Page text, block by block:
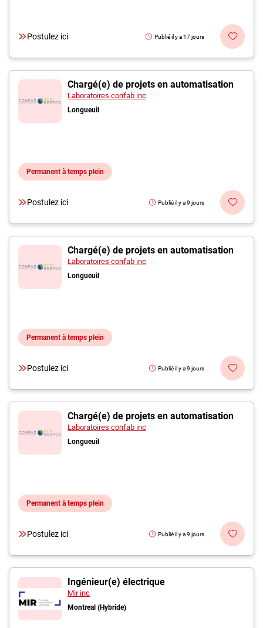
Postulez ici Publié il y a 17 jours
Chargé(e) de projets en automatisation
Laboratoires confab inc
Longueuil
Permanent à temps plein
Postulez ici Publié il y a 9 jours
Chargé(e) de projets en automatisation
Laboratoires confab inc
Longueuil
Permanent à temps plein
Postulez ici Publié il y a 9 jours
Chargé(e) de projets en automatisation
Laboratoires confab inc
Longueuil
Permanent à temps plein
Postulez ici Publié il y a 9 jours
Ingénieur(e) électrique
Mir inc
Montreal (Hybride)